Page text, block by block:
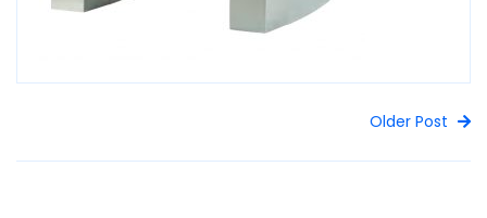
Older Post